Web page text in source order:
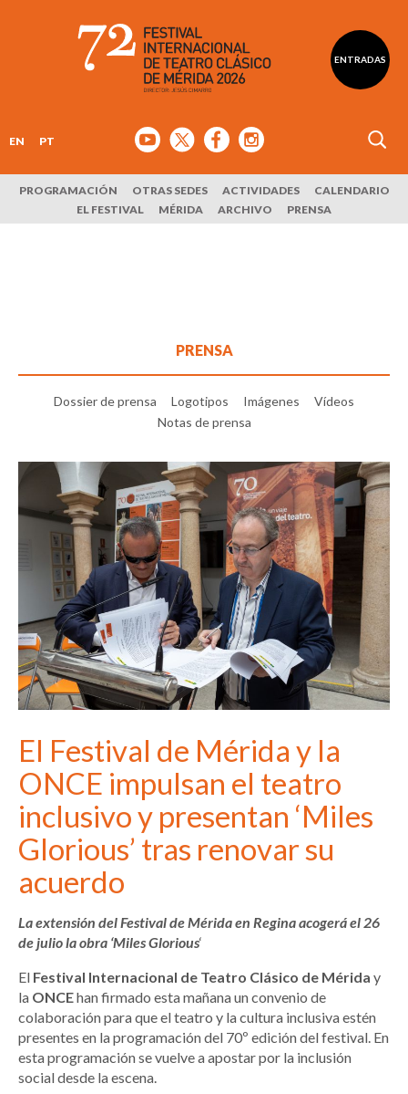
ENTRADAS
EN PT
PROGRAMACIÓN OTRAS SEDES ACTIVIDADES
CALENDARIO
EL FESTIVAL
MÉRIDA ARCHIVO PRENSA
PRENSA
Dossier de prensa Logotipos Imágenes
Vídeos
Notas de prensa
El Festival de Mérida y la
ONCE impulsan el teatro
inclusivo y presentan ‘Miles
Glorious’ tras renovar su
acuerdo
La extensión del Festival de Mérida en Regina acogerá el 26
de julio la obra ‘Miles Glorious‘
El Festival Internacional de Teatro Clásico de Mérida y
la ONCEhan firmado esta mañana un convenio de
colaboración para que el teatro y la cultura inclusiva estén
presentes en la programación del 70º edición del festival. En
esta programación se vuelve a apostar por la inclusión
social desde la escena.